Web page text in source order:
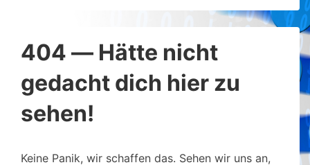
404 — Hätte nicht
gedacht dich hier zu
sehen!
Keine Panik, wir schaffen das. Sehen wir uns an,